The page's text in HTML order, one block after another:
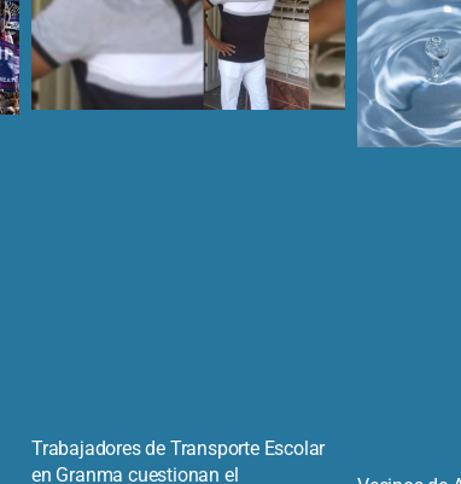
Trabajadores de Transporte Escolar
en Granma cuestionan el